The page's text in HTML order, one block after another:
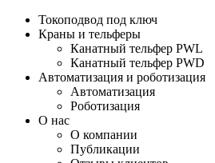
Токоподвод под ключ
Краны и тельферы
Канатный тельфер PWL
Канатный тельфер PWD
Автоматизация и роботизация
Автоматизация
Роботизация
О нас
О компании
Публикации